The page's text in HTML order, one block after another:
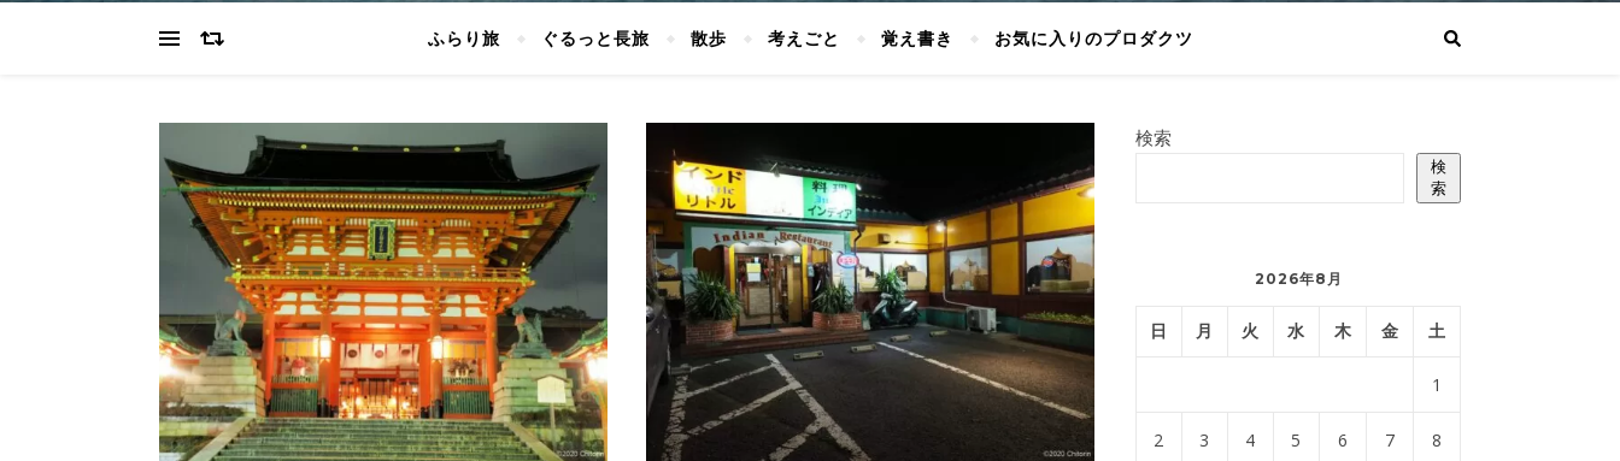
ふらり旅 ぐるっと長旅 散歩 考えごと 覚え書き お気に入りのプロダクツ
検索
検
索
2026年8月
日 月 火 水 木 金 土
1
2 3 4 5 6 7 8